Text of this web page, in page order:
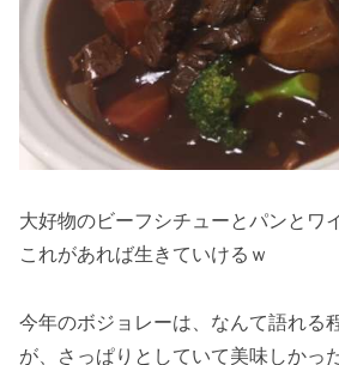
大好物のビーフシチューとパンとワイ
これがあれば生きていけるｗ
今年のボジョレーは、なんて語れる
が、さっぱりとしていて美味しかっ